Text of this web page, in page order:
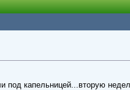
под капельницей...вторую